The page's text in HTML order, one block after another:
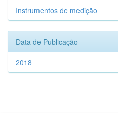
Instrumentos de medição
Data de Publicação
2018